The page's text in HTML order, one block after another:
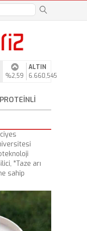
%2,59
ALTIN
6.660,545
"Taze arı
sahip